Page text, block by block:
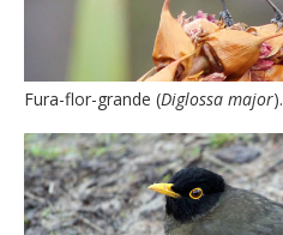
Fura-flor-grande (Diglossa major).